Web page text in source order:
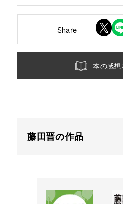
Share
本の感想
藤田晋の作品